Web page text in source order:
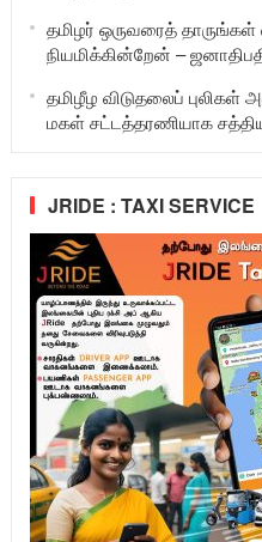
தமிழர் ஒருவரைத்
நியமிக்கின்றேன் –
தமிழீழ விடுதலைப் புலிகள்
மகள் சட்டத்தரணியாக
JRIDE : TAXI SERVICE